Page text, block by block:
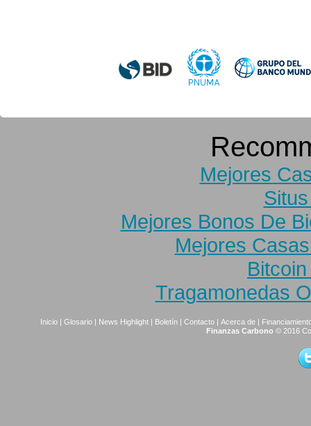
Mejores
Mejores Bonos De
Mejores
Tragamonedas
Inicio | Glosario | News Highlight | Boletín | Contacto | Acerca de |
Finanzas Carbono © 2016